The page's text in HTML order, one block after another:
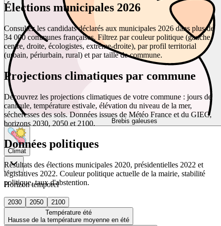
Brebis galeuses
Climat
Horizon temporel
2030 2050
2100
Température été
Hausse de la température moyenne en été
Élections municipales 2026
Consultez les candidats déclarés aux municipales 2026 dans plus de
34 000 communes françaises. Filtrez par couleur politique (gauche,
centre, droite, écologistes, extrême-droite), par profil territorial
(urbain, périurbain, rural) et par taille de commune.
Projections climatiques par commune
Découvrez les projections climatiques de votre commune : jours de
canicule, température estivale, élévation du niveau de la mer,
sécheresses des sols. Données issues de Météo France et du GIEC,
horizons 2030, 2050 et 2100.
Données politiques
Résultats des élections municipales 2020, présidentielles 2022 et
législatives 2022. Couleur politique actuelle de la mairie, stabilité
politique, taux d'abstention.